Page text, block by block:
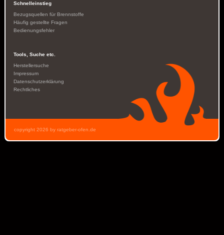
Schnelleinstieg
Bezugsquellen für Brennstoffe
Häufig gestellte Fragen
Bedienungsfehler
Tools, Suche etc.
Herstellersuche
Impressum
Datenschutzerklärung
Rechtliches
copyright 2026 by ratgeber-ofen.de